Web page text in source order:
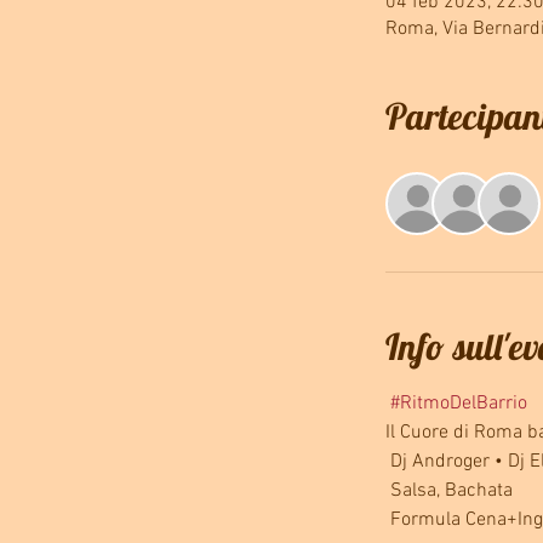
Roma, Via
Info
#RitmoDelBarrio
Il Cuore di Roma
Dj Androger • Dj
Salsa, Bachata
Formula